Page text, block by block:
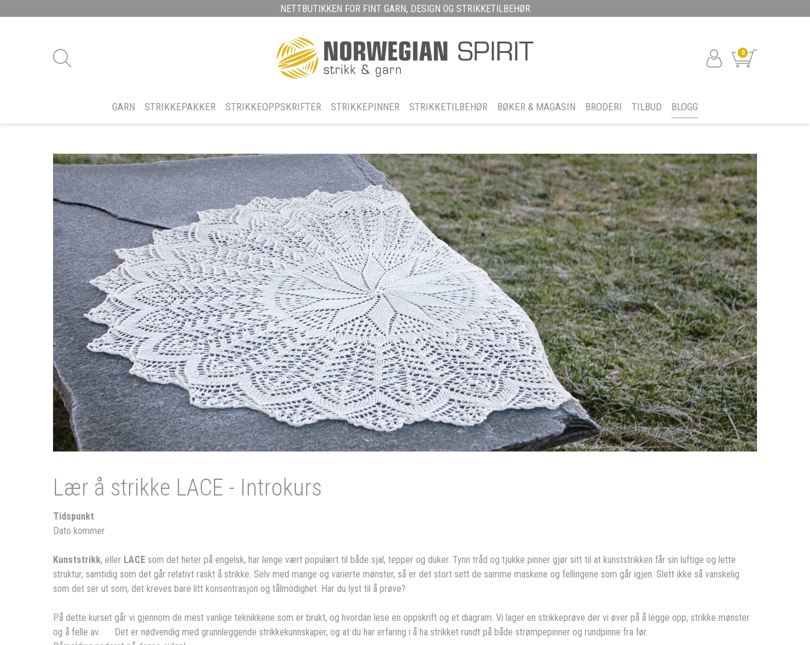
NETTBUTIKKEN FOR FINT GARN, DESIGN OG STRIKKETILBEHØR
0
GARN STRIKKEPAKKER STRIKKEOPPSKRIFTER STRIKKEPINNER STRIKKETILBEHØR BØKER & MAGASIN BRODERI TILBUD BLOGG
Lær å strikke LACE - Introkurs
Tidspunkt
Dato kommer
Kunststrikk, eller LACE som det heter på engelsk, har lenge vært populært til både sjal, tepper og duker. Tynn tråd og tjukke pinner gjør sitt til at kunststrikken får sin luftige og lette
struktur, samtidig som det går relativt raskt å strikke. Selv med mange og varierte mønster, så er det stort sett de samme maskene og fellingene som går igjen. Slett ikke så vanskelig
som det ser ut som, det kreves bare litt konsentrasjon og tålmodighet. Har du lyst til å prøve?
På dette kurset går vi gjennom de mest vanlige teknikkene som er brukt, og hvordan lese en oppskrift og et diagram. Vi lager en strikkeprøve der vi øver på å legge opp, strikke mønster
og å felle av. Det er nødvendig med grunnleggende strikkekunnskaper, og at du har erfaring i å ha strikket rundt på både strømpepinner og rundpinne fra før.